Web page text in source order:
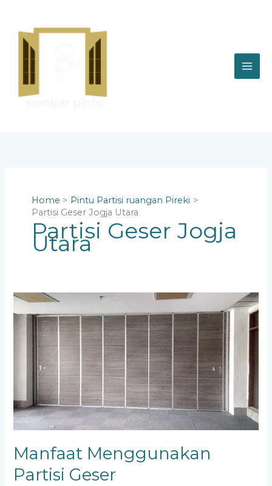
content
Home
Pintu Partisi ruangan Pireki
Partisi Geser Jogja Utara
Partisi Geser Jogja
Utara
Manfaat Menggunakan
Partisi Geser
Manfaat
Menggunakan
Partisi